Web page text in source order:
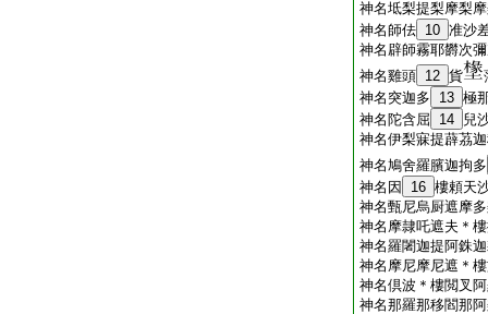
神名坻梨提梨摩梨
神名師佉 10 准沙
神名辟師霧耶欝次
神名雞頭 12 貨
神名突迦多
13 極
神名陀含屈
14 兒
神名伊梨寐提薜茘
神名鳩舍羅臏迦拘多
神名因
16 樓頼天
神名甄尼烏厨遮摩
神名摩隷吒遮夫＊
神名羅闍迦提阿銖
神名摩尼摩尼遮＊
神名倶波＊樓閲叉
神名那羅那移閻那